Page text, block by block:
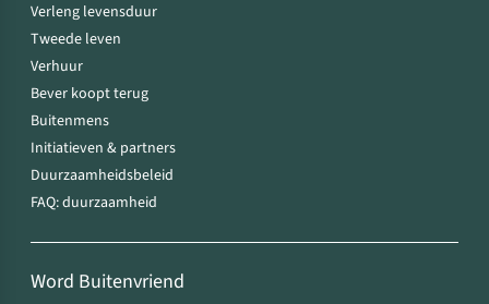
Verleng levensduur
Tweede leven
Verhuur
Bever koopt terug
Buitenmens
Initiatieven & partners
Duurzaamheidsbeleid
FAQ: duurzaamheid
Word Buitenvriend